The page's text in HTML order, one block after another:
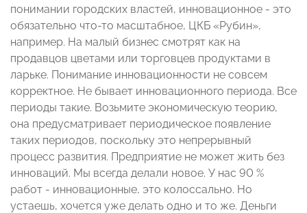
понимании городских властей, инновационное - это
обязательно что-то масштабное, ЦКБ «Рубин»,
например. На малый бизнес смотрят как на
продавцов цветами или торговцев продуктами в
ларьке. Понимание инновационности не совсем
корректное. Не бывает инновационного периода. Все
периоды такие. Возьмите экономическую теорию,
она предусматривает периодическое появление
таких периодов, поскольку это непрерывный
процесс развития. Предприятие не может жить без
инноваций. Мы всегда делали новое. У нас 90 %
работ - инновационные, это колоссально. Но
устаешь, хочется уже делать одно и то же. Деньги